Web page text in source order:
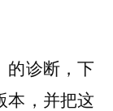
的诊断，下
本，并把这